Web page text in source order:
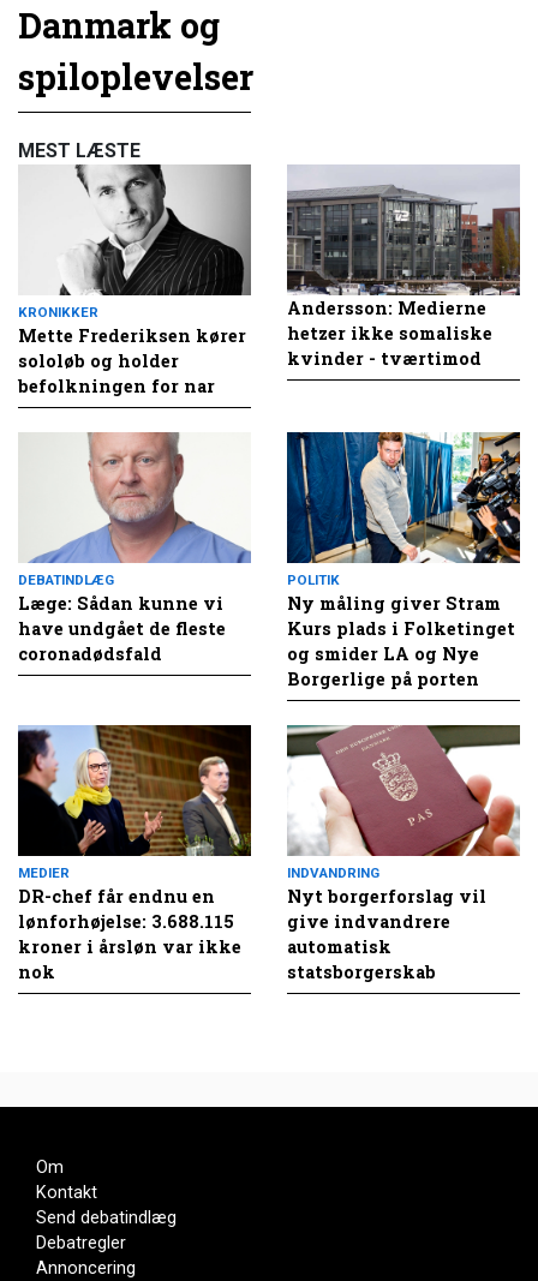
Danmark og
spiloplevelser
MEST LÆSTE
KRONIKKER
Mette Frederiksen kører
sololøb og holder
befolkningen for nar
Andersson: Medierne
hetzer ikke somaliske
kvinder - tværtimod
DEBATINDLÆG
Læge: Sådan kunne vi
have undgået de fleste
coronadødsfald
POLITIK
Ny måling giver Stram
Kurs plads i Folketinget
og smider LA og Nye
Borgerlige på porten
MEDIER
DR-chef får endnu en
lønforhøjelse: 3.688.115
kroner i årsløn var ikke
nok
INDVANDRING
Nyt borgerforslag vil
give indvandrere
automatisk
statsborgerskab
Om
Kontakt
Send debatindlæg
Debatregler
Annoncering